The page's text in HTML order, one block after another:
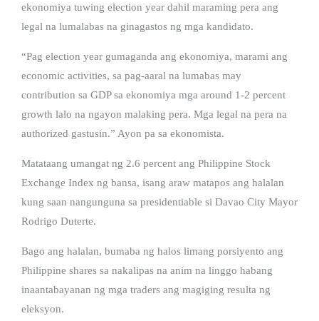
ekonomiya tuwing election year dahil maraming pera ang
legal na lumalabas na ginagastos ng mga kandidato.
“Pag election year gumaganda ang ekonomiya, marami ang
economic activities, sa pag-aaral na lumabas may
contribution sa GDP sa ekonomiya mga around 1-2 percent
growth lalo na ngayon malaking pera. Mga legal na pera na
authorized gastusin.” Ayon pa sa ekonomista.
Matataang umangat ng 2.6 percent ang Philippine Stock
Exchange Index ng bansa, isang araw matapos ang halalan
kung saan nangunguna sa presidentiable si Davao City Mayor
Rodrigo Duterte.
Bago ang halalan, bumaba ng halos limang porsiyento ang
Philippine shares sa nakalipas na anim na linggo habang
inaantabayanan ng mga traders ang magiging resulta ng
eleksyon.